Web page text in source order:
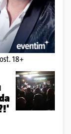
18+